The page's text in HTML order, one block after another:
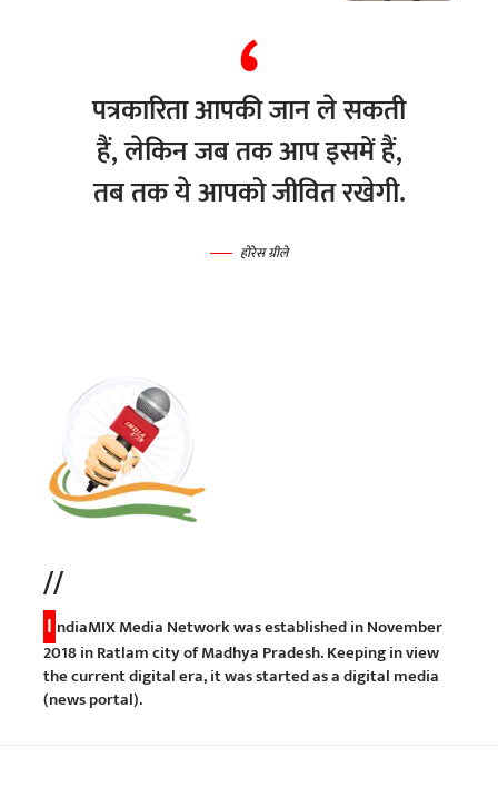
पत्रकारिता आपकी जान ले सकती
हैं, लेकिन जब तक आप इसमें हैं,
तब तक ये आपको जीवित रखेगी.
होरेस ग्रीले
//
I ndiaMIX Media Network was established in November
2018 in Ratlam city of Madhya Pradesh. Keeping in view
the current digital era, it was started as a digital media
(news portal).